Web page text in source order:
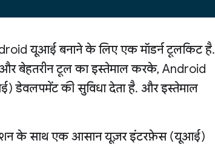
यूआई बनाने के लिए एक मॉडर्न टूलकिट है.
बेहतरीन टूल का इस्तेमाल करके, Android
की सुविधा देता है. और इस्तेमाल
के साथ एक आसान यूज़र इंटरफ़ेस (यूआई)